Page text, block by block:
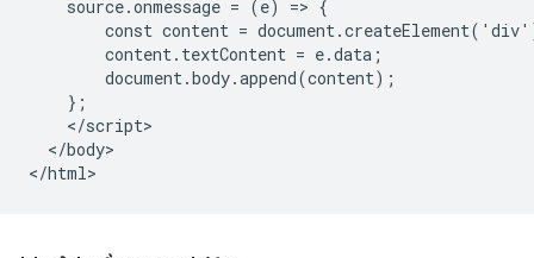
    source.onmessage = (e) => {
const content =
        content.textContent = e.data;
        document.body.append(content);
    };
    </script>
  </body>